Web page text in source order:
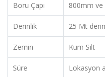
Boru Çapı 800mm
Derinlik 25 Mt
Zemin Kum Silt
Süre Lokasyon